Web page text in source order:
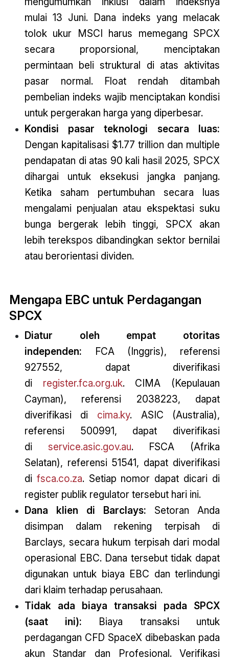
mulai 13 Juni. Dana indeks yang melacak
tolok ukur MSCI harus memegang SPCX
secara proporsional, menciptakan
permintaan beli struktural di atas aktivitas
pasar normal. Float rendah ditambah
pembelian indeks wajib menciptakan kondisi
untuk pergerakan harga yang diperbesar.
Kondisi pasar teknologi secara luas:
Dengan kapitalisasi $1.77 trillion dan multiple
pendapatan di atas 90 kali hasil 2025, SPCX
dihargai untuk eksekusi jangka panjang.
Ketika saham pertumbuhan secara luas
mengalami penjualan atau ekspektasi suku
bunga bergerak lebih tinggi, SPCX akan
lebih terekspos dibandingkan sektor bernilai
atau berorientasi dividen.
Mengapa EBC untuk Perdagangan
SPCX
Diatur oleh empat otoritas
independen: FCA (Inggris), referensi
927552, dapat diverifikasi
di register.fca.org.uk. CIMA (Kepulauan
Cayman), referensi 2038223, dapat
diverifikasi di cima.ky. ASIC (Australia),
referensi 500991, dapat diverifikasi
di service.asic.gov.au. FSCA (Afrika
Selatan), referensi 51541, dapat diverifikasi
di fsca.co.za. Setiap nomor dapat dicari di
register publik regulator tersebut hari ini.
Dana klien di Barclays: Setoran Anda
disimpan dalam rekening terpisah di
Barclays, secara hukum terpisah dari modal
operasional EBC. Dana tersebut tidak dapat
digunakan untuk biaya EBC dan terlindungi
dari klaim terhadap perusahaan.
Tidak ada biaya transaksi pada SPCX
(saat ini): Biaya transaksi untuk
perdagangan CFD SpaceX dibebaskan pada
akun Standar dan Profesional. Verifikasi